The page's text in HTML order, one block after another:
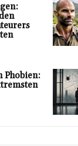
Phobien: